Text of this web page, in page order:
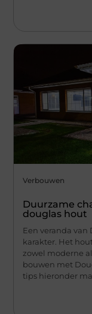
Verbouwen
Duurzame
douglas hout
Een veranda
karakter. Het
zowel moderne
bouwen met
tips hieronder